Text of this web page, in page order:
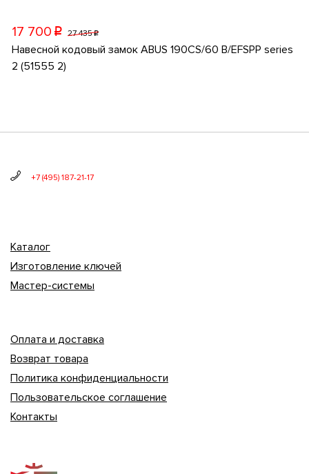
17 700 p 27 435p
Навесной кодовый замок ABUS 190CS/60 B/EFSPP series
2 (51555 2)
+7 (495) 187-21-17
Каталог
Изготовление ключей
Мастер-системы
Оплата и доставка
Возврат товара
Политика конфиденциальности
Пользовательское соглашение
Контакты